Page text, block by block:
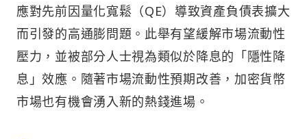
應對先前因量化寬鬆（QE）導致資產負債表擴大
而引發的高通膨問題。此舉有望緩解市場流動性
壓力，並被部分人士視為類似於降息的「隱性降
息」效應。隨著市場流動性預期改善，加密貨幣
市場也有機會湧入新的熱錢進場。